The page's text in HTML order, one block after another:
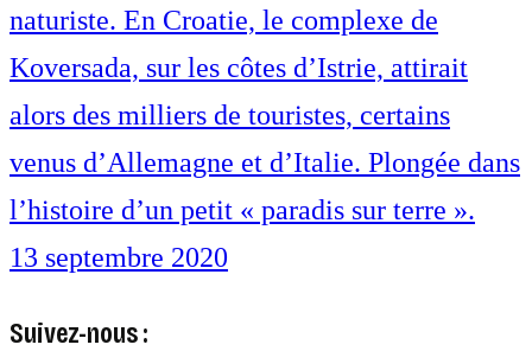
naturiste. En Croatie, le complexe de
Koversada, sur les côtes d’Istrie, attirait
alors des milliers de touristes, certains
venus d’Allemagne et d’Italie. Plongée dans
l’histoire d’un petit « paradis sur terre ».
13 septembre 2020
Suivez-nous :